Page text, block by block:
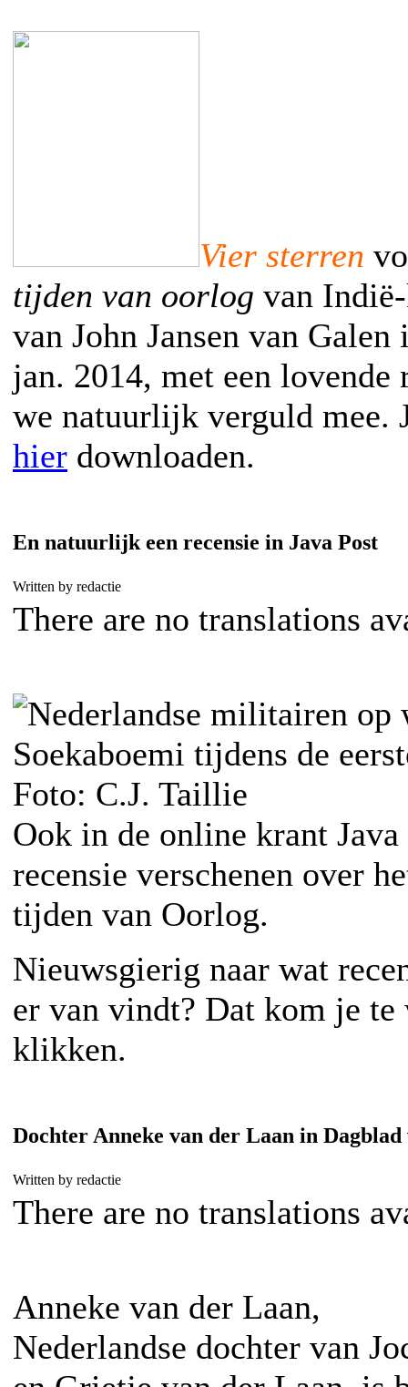
Vier sterren
tijden van oorlog van
van John Jansen van
jan. 2014, met een
we natuurlijk verguld mee.
hier downloaden.
En natuurlijk een recensie in Java Post
Written by redactie
There are no translations
Ook in de online krant
recensie verschenen over
tijden van Oorlog.
Nieuwsgierig naar wat
er van vindt? Dat kom je
klikken.
Dochter Anneke van der Laan in Dagblad
Written by redactie
There are no translations
Anneke van der Laan,
Nederlandse dochter van